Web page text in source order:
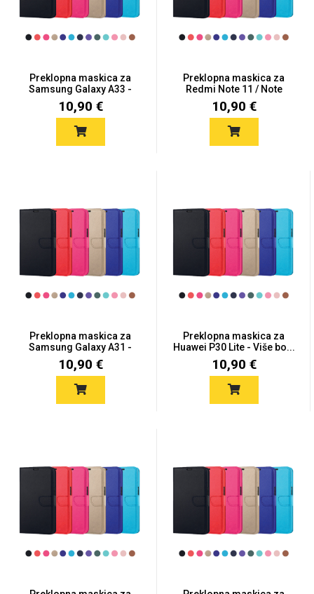
Preklopna maskica za
Samsung Galaxy A33 -
Više...
10,90 €
Preklopna maskica za
Redmi Note 11 / Note
11S...
10,90 €
Preklopna maskica za
Samsung Galaxy A31 -
Više...
10,90 €
Preklopna maskica za
Huawei P30 Lite - Više bo...
10,90 €
Sportski motivi Obiteljski motivi